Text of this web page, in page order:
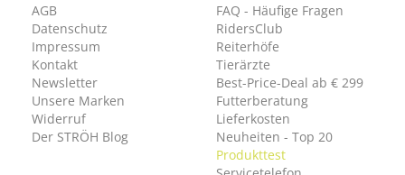
AGB
Datenschutz
Impressum
Kontakt
Newsletter
Unsere Marken
Widerruf
Der STRÖH Blog
FAQ - Häufige Fragen
RidersClub
Reiterhöfe
Tierärzte
Best-Price-Deal ab € 299
Futterberatung
Lieferkosten
Neuheiten - Top 20
Produkttest